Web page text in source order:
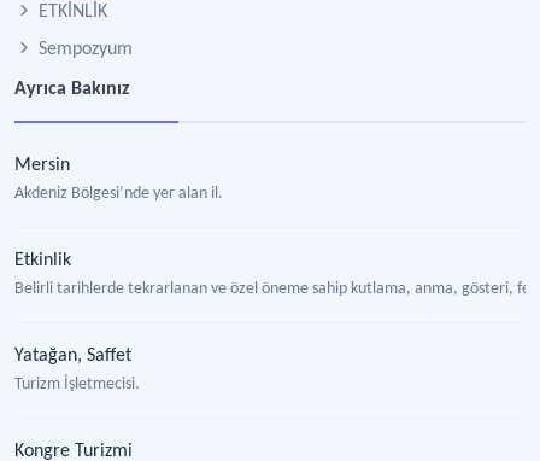
ETKİNLİK
Sempozyum
Ayrıca Bakınız
Mersin
Akdeniz Bölgesi’nde yer alan il.
Etkinlik
Belirli tarihlerde tekrarlanan ve özel öneme sahip kutlama, anma, gösteri,
Yatağan, Saffet
Turizm İşletmecisi.
Kongre Turizmi